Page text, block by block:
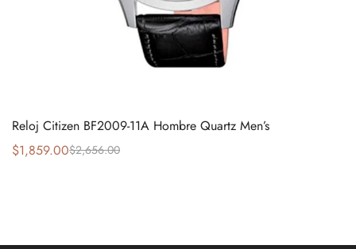
Reloj Citizen BF2009-11A Hombre Quartz Men’s
$2,656.00
$1,859.00